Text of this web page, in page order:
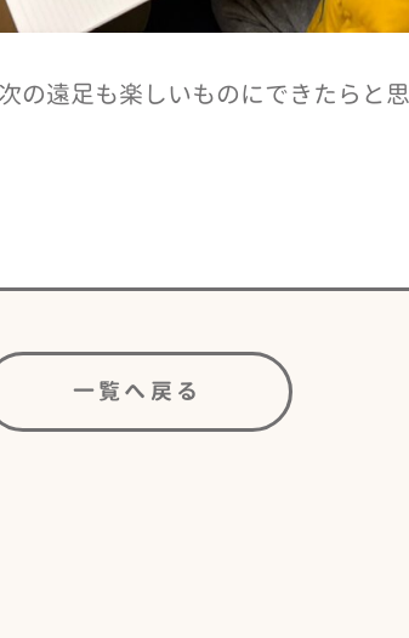
の遠足も楽しいものにできたらと
一覧へ戻る